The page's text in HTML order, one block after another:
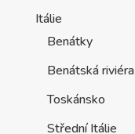
Itálie
Benátky
Benátská riviéra
Toskánsko
Střední Itálie